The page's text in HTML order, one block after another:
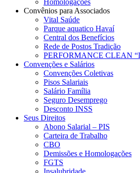
Homologações
Convênios para Associados
Vital Saúde
Parque aquatico Havaí
Central dos Benefícios
Rede de Postos Tradição
PERFORMANCE CLEAN
Convenções e Salários
Convenções Coletivas
Pisos Salariais
Salário Família
Seguro Desemprego
Desconto INSS
Seus Direitos
Abono Salarial – PIS
Carteira de Trabalho
CBO
Demissões e Homologações
FGTS
Insalubridade